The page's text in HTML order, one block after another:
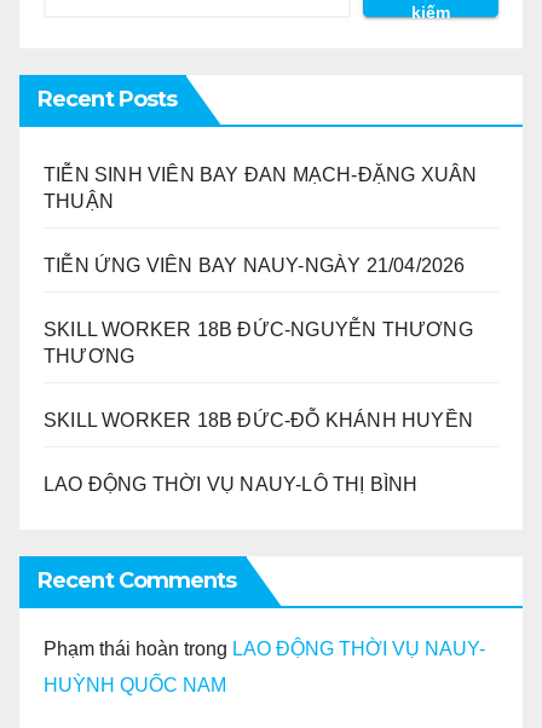
kiếm
Recent Posts
TIỄN SINH VIÊN BAY ĐAN MẠCH-ĐẶNG XUÂN
THUẬN
TIỄN ỨNG VIÊN BAY NAUY-NGÀY 21/04/2026
SKILL WORKER 18B ĐỨC-NGUYỄN THƯƠNG
THƯƠNG
SKILL WORKER 18B ĐỨC-ĐỖ KHÁNH HUYỀN
LAO ĐỘNG THỜI VỤ NAUY-LÔ THỊ BÌNH
Recent Comments
Phạm thái hoàn trong LAO ĐỘNG THỜI VỤ NAUY-
HUỲNH QUỐC NAM